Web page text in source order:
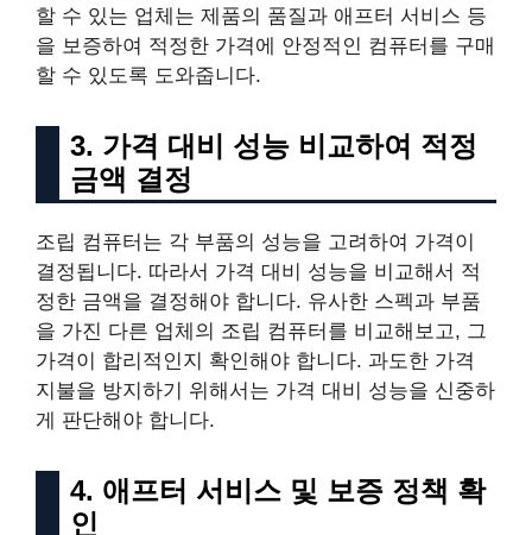
할 수 있는 업체는 제품의 품질과 애프터 서비스 등
을 보증하여 적정한 가격에 안정적인 컴퓨터를 구매
할 수 있도록 도와줍니다.
3. 가격 대비 성능 비교하여 적정
금액 결정
조립 컴퓨터는 각 부품의 성능을 고려하여 가격이
결정됩니다. 따라서 가격 대비 성능을 비교해서 적
정한 금액을 결정해야 합니다. 유사한 스펙과 부품
을 가진 다른 업체의 조립 컴퓨터를 비교해보고, 그
가격이 합리적인지 확인해야 합니다. 과도한 가격
지불을 방지하기 위해서는 가격 대비 성능을 신중하
게 판단해야 합니다.
4. 애프터 서비스 및 보증 정책 확
인